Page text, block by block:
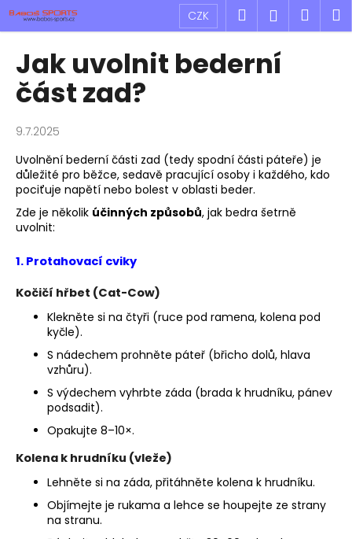
Přejít
obsah
CZK Hledat
Jak uvolnit bederní
část zad?
9.7.2025
Uvolnění bederní části zad (tedy spodní části páteře) je
důležité pro běžce, sedavě pracující osoby i každého, kdo
pociťuje napětí nebo bolest v oblasti beder.
Zde je několik účinných způsobů, jak bedra šetrně
uvolnit:
1. Protahovací cviky
Kočičí hřbet (Cat-Cow)
Klekněte si na čtyři (ruce pod ramena, kolena pod
kyčle).
S nádechem prohněte páteř (břicho dolů, hlava
vzhůru).
S výdechem vyhrbte záda (brada k hrudníku, pánev
podsadit).
Opakujte 8–10×.
Kolena k hrudníku (vleže)
Lehněte si na záda, přitáhněte kolena k hrudníku.
Objímejte je rukama a lehce se houpejte ze strany
na stranu.
K
o
C
o
p
t
ř
e
b
u
j
e
?
HLEDAT